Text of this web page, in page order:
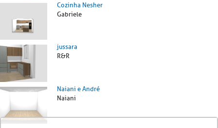
Cozinha Nesher
Gabriele
jussara
R&R
Naiani e André
Naiani